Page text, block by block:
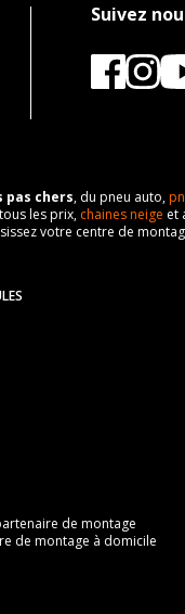
Suivez
pas chers, du pneu auto,
les prix, chaines neige et
votre centre de
de montage
de montage à domicile